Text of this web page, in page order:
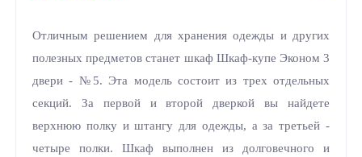
Отличным решением для хранения одежды и других
полезных предметов станет шкаф Шкаф-купе Эконом 3
двери - №5. Эта модель состоит из трех отдельных
секций. За первой и второй дверкой вы найдете
верхнюю полку и штангу для одежды, а за третьей -
четыре полки. Шкаф выполнен из долговечного и